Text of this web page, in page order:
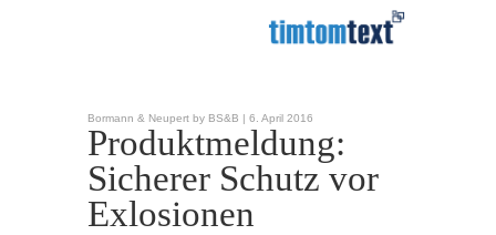
Bormann & Neupert by BS&B | 6. April 2016
Produktmeldung:
Sicherer Schutz vor
Exlosionen